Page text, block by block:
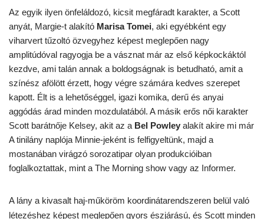
Az egyik ilyen önfeláldozó, kicsit megfáradt karakter, a Scott
anyát, Margie-t alakító Marisa Tomei, aki egyébként egy
viharvert tűzoltó özvegyhez képest meglepően nagy
amplitúdóval ragyogja be a vásznat már az első képkockáktól
kezdve, ami talán annak a boldogságnak is betudható, amit a
színész afölött érzett, hogy végre számára kedves szerepet
kapott. Élt is a lehetőséggel, igazi komika, derű és anyai
aggódás árad minden mozdulatából. A másik erős női karakter
Scott barátnője Kelsey, akit az a Bel Powley alakít akire mi már
A tinilány naplója Minnie-jeként is felfigyeltünk, majd a
mostanában virágzó sorozatipar olyan produkcióiban
foglalkoztattak, mint a The Morning show vagy az Informer.
A lány a kivasalt haj-műköröm koordinátarendszeren belül való
létezéshez képest meglepően gyors észjárású, és Scott minden